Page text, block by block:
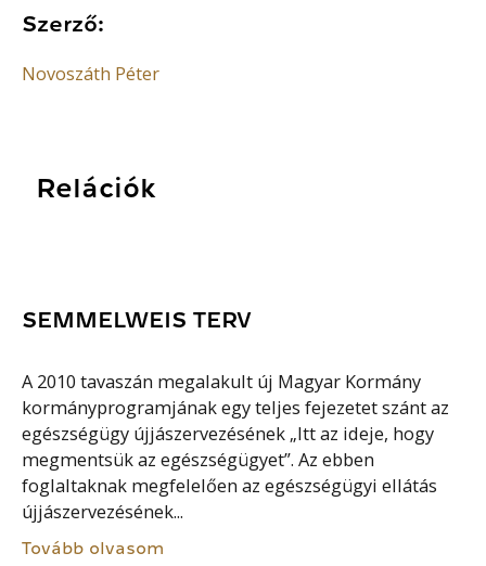
Szerző:
Novoszáth Péter
Relációk
SEMMELWEIS TERV
A 2010 tavaszán megalakult új Magyar Kormány
kormányprogramjának egy teljes fejezetet szánt az
egészségügy újjászervezésének „Itt az ideje, hogy
megmentsük az egészségügyet”. Az ebben
foglaltaknak megfelelően az egészségügyi ellátás
újjászervezésének...
Tovább olvasom